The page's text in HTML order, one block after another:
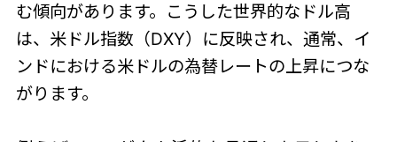
む傾向があります。こうした世界的なドル高
は、米ドル指数（DXY）に反映され、通常、イ
ンドにおける米ドルの為替レートの上昇につな
がります。